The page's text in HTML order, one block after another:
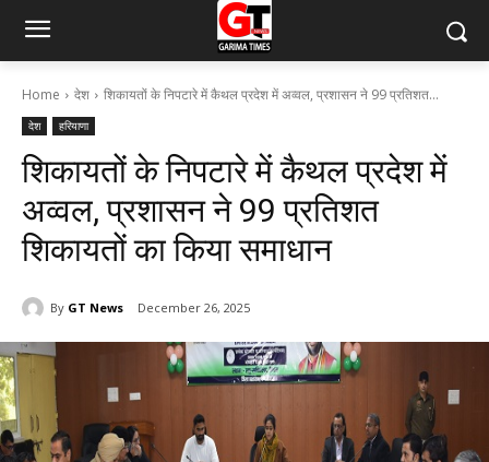
Home देश शिकायतों के निपटारे में कैथल प्रदेश में अव्वल, प्रशासन ने 99 प्रतिशत...
देश हरियाणा
शिकायतों के निपटारे में कैथल प्रदेश में
अव्वल, प्रशासन ने 99 प्रतिशत
शिकायतों का किया समाधान
By GT News December 26, 2025